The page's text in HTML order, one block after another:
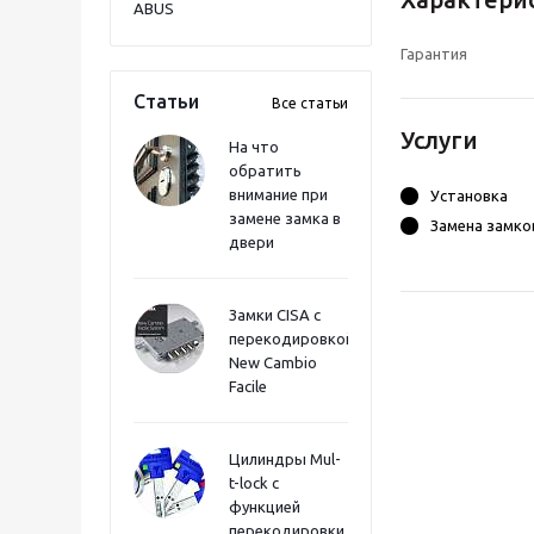
ABUS
Статьи Все статьи
На что
обратить
внимание при
замене замка в
двери
Замки CISA с
перекодировкой
New Cambio
Facile
Цилиндры Mul-
t-lock с
функцией
перекодировки
Гарантия
Услуги
Установка
Замена